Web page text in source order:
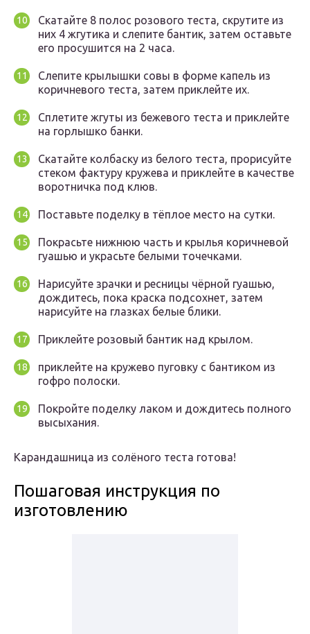
Скатайте 8 полос розового теста, скрутите из
них 4 жгутика и слепите бантик, затем оставьте
его просушится на 2 часа.
Слепите крылышки совы в форме капель из
коричневого теста, затем приклейте их.
Сплетите жгуты из бежевого теста и приклейте
на горлышко банки.
Скатайте колбаску из белого теста, прорисуйте
стеком фактуру кружева и приклейте в качестве
воротничка под клюв.
Поставьте поделку в тёплое место на сутки.
Покрасьте нижнюю часть и крылья коричневой
гуашью и украсьте белыми точечками.
Нарисуйте зрачки и ресницы чёрной гуашью,
дождитесь, пока краска подсохнет, затем
нарисуйте на глазках белые блики.
Приклейте розовый бантик над крылом.
приклейте на кружево пуговку с бантиком из
гофро полоски.
Покройте поделку лаком и дождитесь полного
высыхания.
Карандашница из солёного теста готова!
Пошаговая инструкция по
изготовлению